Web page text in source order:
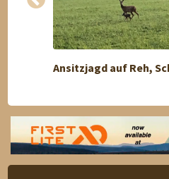
Ansitzjagd auf Reh,